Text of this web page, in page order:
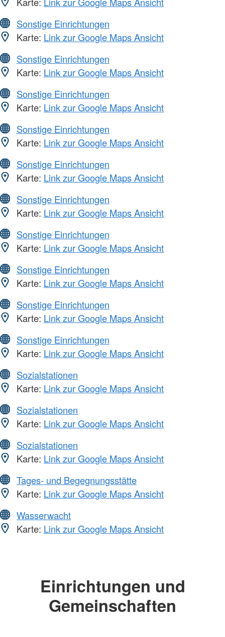
Sonstige Einrichtungen
Karte: Link zur Google Maps Ansicht
Sonstige Einrichtungen
Karte: Link zur Google Maps Ansicht
Sonstige Einrichtungen
Karte: Link zur Google Maps Ansicht
Sonstige Einrichtungen
Karte: Link zur Google Maps Ansicht
Sonstige Einrichtungen
Karte: Link zur Google Maps Ansicht
Sonstige Einrichtungen
Karte: Link zur Google Maps Ansicht
Sonstige Einrichtungen
Karte: Link zur Google Maps Ansicht
Sonstige Einrichtungen
Karte: Link zur Google Maps Ansicht
Sonstige Einrichtungen
Karte: Link zur Google Maps Ansicht
Sonstige Einrichtungen
Karte: Link zur Google Maps Ansicht
Sozialstationen
Karte: Link zur Google Maps Ansicht
Sozialstationen
Karte: Link zur Google Maps Ansicht
Sozialstationen
Karte: Link zur Google Maps Ansicht
Tages- und Begegnungsstätte
Karte: Link zur Google Maps Ansicht
Wasserwacht
Karte: Link zur Google Maps Ansicht
Einrichtungen und
Gemeinschaften